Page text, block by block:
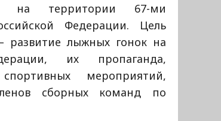
на территории 67-ми
Федерации. Цель
лыжных гонок на
их пропаганда,
мероприятий,
сборных команд по